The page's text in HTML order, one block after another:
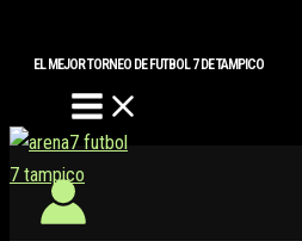
EL MEJOR TORNEO DE FUTBOL 7 DE TAMPICO